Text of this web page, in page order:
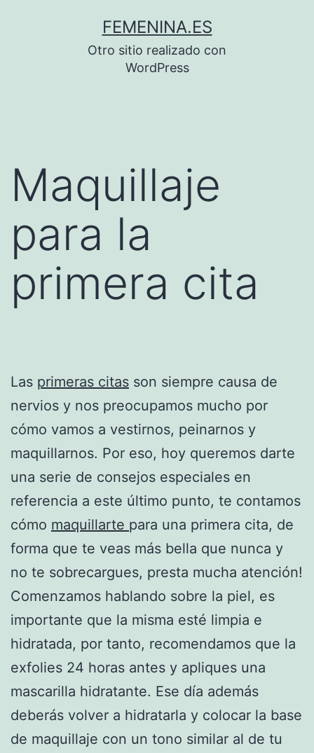
FEMENINA.ES
Otro sitio realizado con
WordPress
Maquillaje
para la
primera cita
Las primeras citas son siempre causa de
nervios y nos preocupamos mucho por
cómo vamos a vestirnos, peinarnos y
maquillarnos. Por eso, hoy queremos darte
una serie de consejos especiales en
referencia a este último punto, te contamos
cómo maquillarte para una primera cita, de
forma que te veas más bella que nunca y
no te sobrecargues, presta mucha atención!
Comenzamos hablando sobre la piel, es
importante que la misma esté limpia e
hidratada, por tanto, recomendamos que la
exfolies 24 horas antes y apliques una
mascarilla hidratante. Ese día además
deberás volver a hidratarla y colocar la base
de maquillaje con un tono similar al de tu